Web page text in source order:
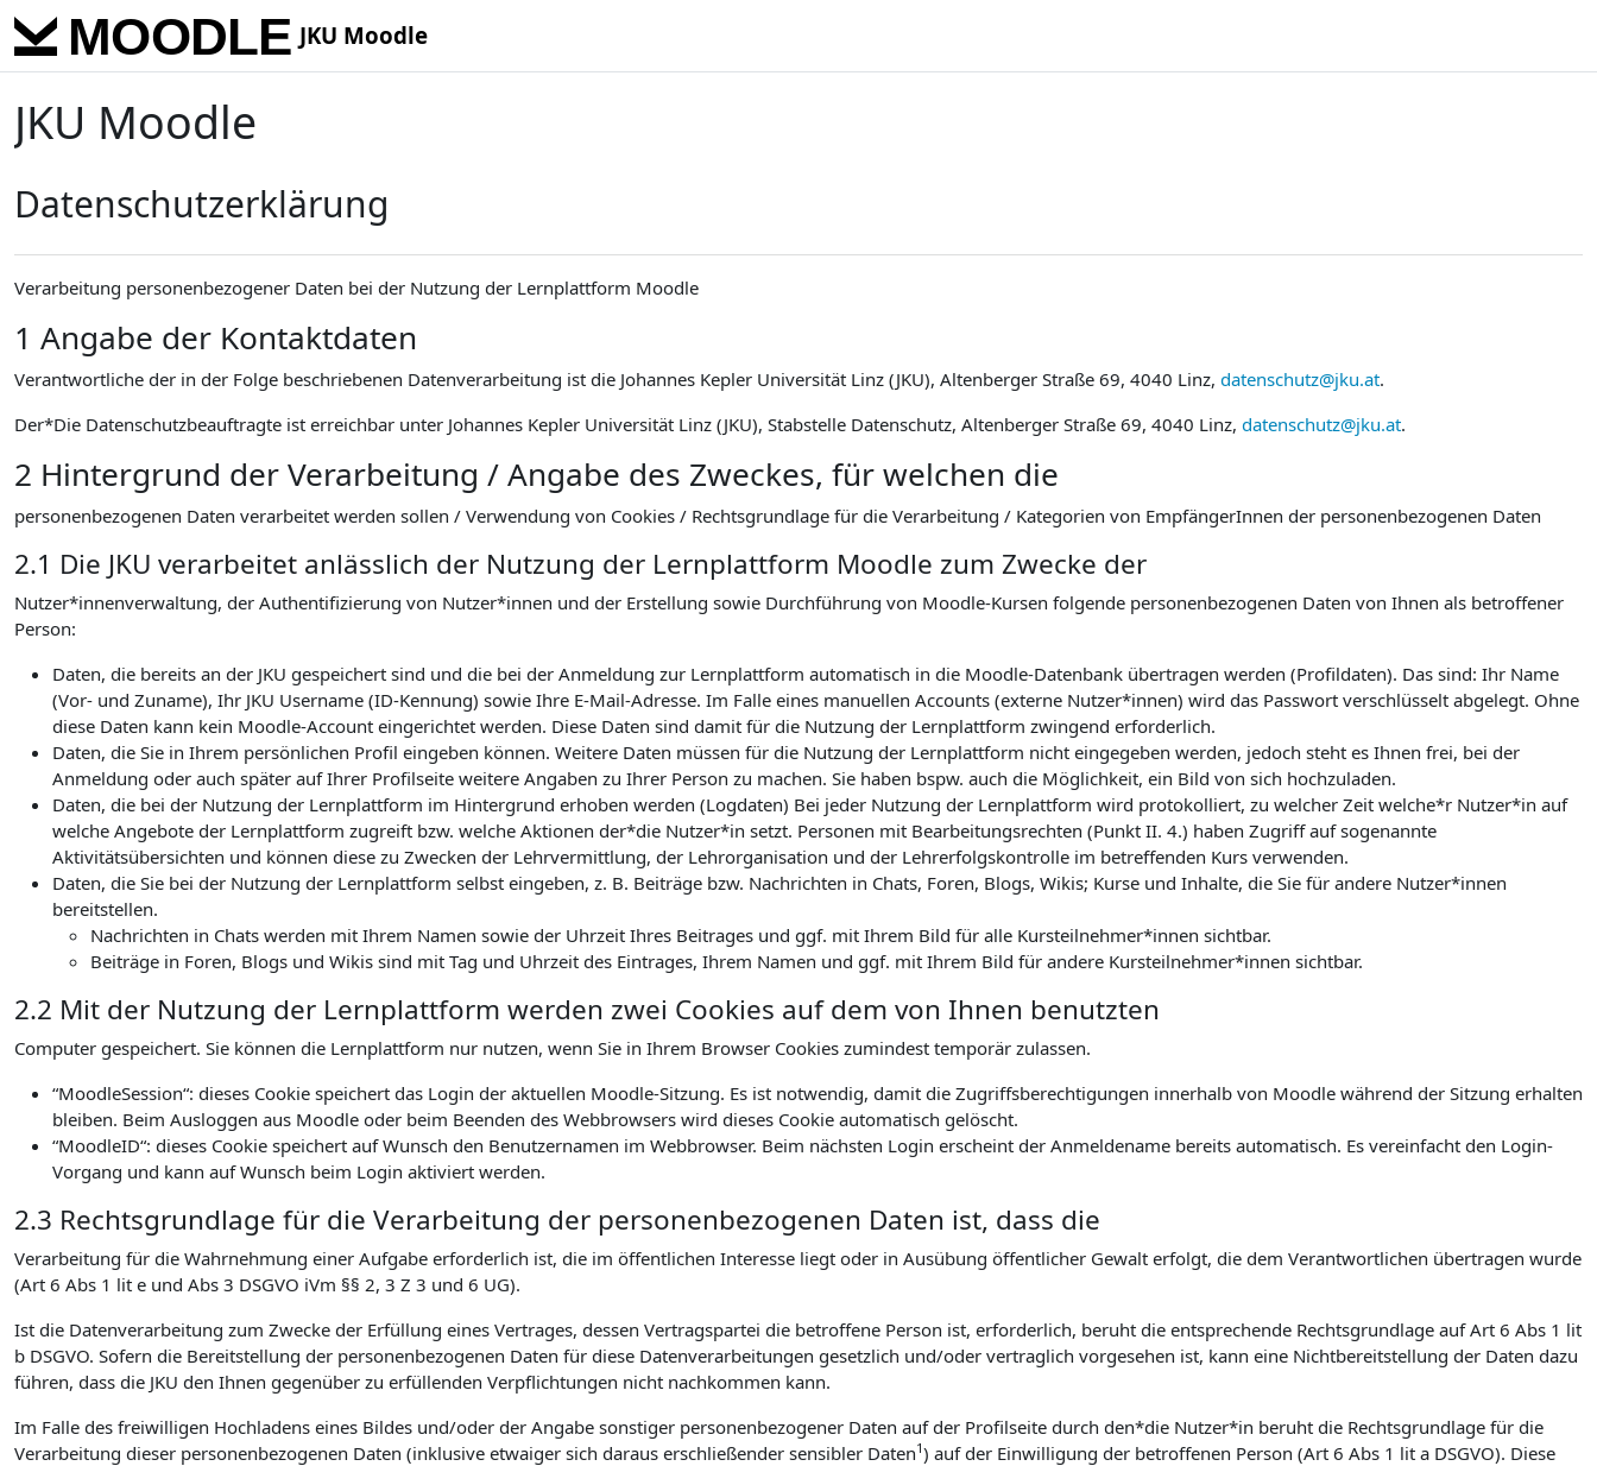
Skip to main content
JKU Moodle
JKU Moodle
Datenschutzerklärung
Verarbeitung personenbezogener Daten bei der Nutzung der Lernplattform Moodle
1 Angabe der Kontaktdaten
Verantwortliche der in der Folge beschriebenen Datenverarbeitung ist die Johannes Kepler Universität Linz (JKU), Altenberger Straße 69, 4040 Linz, datenschutz@jku.at.
Der*Die Datenschutzbeauftragte ist erreichbar unter Johannes Kepler Universität Linz (JKU), Stabstelle Datenschutz, Altenberger Straße 69, 4040 Linz, datenschutz@jku.at.
2 Hintergrund der Verarbeitung / Angabe des Zweckes, für welchen die
personenbezogenen Daten verarbeitet werden sollen / Verwendung von Cookies / Rechtsgrundlage für die Verarbeitung / Kategorien von EmpfängerInnen der personenbezogenen Daten
2.1 Die JKU verarbeitet anlässlich der Nutzung der Lernplattform Moodle zum Zwecke der
Nutzer*innenverwaltung, der Authentifizierung von Nutzer*innen und der Erstellung sowie Durchführung von Moodle-Kursen folgende personenbezogenen Daten von Ihnen als betroffener
Person:
Daten, die bereits an der JKU gespeichert sind und die bei der Anmeldung zur Lernplattform automatisch in die Moodle-Datenbank übertragen werden (Profildaten). Das sind: Ihr Name
(Vor- und Zuname), Ihr JKU Username (ID-Kennung) sowie Ihre E-Mail-Adresse. Im Falle eines manuellen Accounts (externe Nutzer*innen) wird das Passwort verschlüsselt abgelegt. Ohne
diese Daten kann kein Moodle-Account eingerichtet werden. Diese Daten sind damit für die Nutzung der Lernplattform zwingend erforderlich.
Daten, die Sie in Ihrem persönlichen Profil eingeben können. Weitere Daten müssen für die Nutzung der Lernplattform nicht eingegeben werden, jedoch steht es Ihnen frei, bei der
Anmeldung oder auch später auf Ihrer Profilseite weitere Angaben zu Ihrer Person zu machen. Sie haben bspw. auch die Möglichkeit, ein Bild von sich hochzuladen.
Daten, die bei der Nutzung der Lernplattform im Hintergrund erhoben werden (Logdaten) Bei jeder Nutzung der Lernplattform wird protokolliert, zu welcher Zeit welche*r Nutzer*in auf
welche Angebote der Lernplattform zugreift bzw. welche Aktionen der*die Nutzer*in setzt. Personen mit Bearbeitungsrechten (Punkt II. 4.) haben Zugriff auf sogenannte
Aktivitätsübersichten und können diese zu Zwecken der Lehrvermittlung, der Lehrorganisation und der Lehrerfolgskontrolle im betreffenden Kurs verwenden.
Daten, die Sie bei der Nutzung der Lernplattform selbst eingeben, z. B. Beiträge bzw. Nachrichten in Chats, Foren, Blogs, Wikis; Kurse und Inhalte, die Sie für andere Nutzer*innen
bereitstellen.
Nachrichten in Chats werden mit Ihrem Namen sowie der Uhrzeit Ihres Beitrages und ggf. mit Ihrem Bild für alle Kursteilnehmer*innen sichtbar.
Beiträge in Foren, Blogs und Wikis sind mit Tag und Uhrzeit des Eintrages, Ihrem Namen und ggf. mit Ihrem Bild für andere Kursteilnehmer*innen sichtbar.
2.2 Mit der Nutzung der Lernplattform werden zwei Cookies auf dem von Ihnen benutzten
Computer gespeichert. Sie können die Lernplattform nur nutzen, wenn Sie in Ihrem Browser Cookies zumindest temporär zulassen.
“MoodleSession“: dieses Cookie speichert das Login der aktuellen Moodle-Sitzung. Es ist notwendig, damit die Zugriffsberechtigungen innerhalb von Moodle während der Sitzung erhalten
bleiben. Beim Ausloggen aus Moodle oder beim Beenden des Webbrowsers wird dieses Cookie automatisch gelöscht.
“MoodleID“: dieses Cookie speichert auf Wunsch den Benutzernamen im Webbrowser. Beim nächsten Login erscheint der Anmeldename bereits automatisch. Es vereinfacht den Login-
Vorgang und kann auf Wunsch beim Login aktiviert werden.
2.3 Rechtsgrundlage für die Verarbeitung der personenbezogenen Daten ist, dass die
Verarbeitung für die Wahrnehmung einer Aufgabe erforderlich ist, die im öffentlichen Interesse liegt oder in Ausübung öffentlicher Gewalt erfolgt, die dem Verantwortlichen übertragen wurde
(Art 6 Abs 1 lit e und Abs 3 DSGVO iVm §§ 2, 3 Z 3 und 6 UG).
Ist die Datenverarbeitung zum Zwecke der Erfüllung eines Vertrages, dessen Vertragspartei die betroffene Person ist, erforderlich, beruht die entsprechende Rechtsgrundlage auf Art 6 Abs 1 lit
b DSGVO. Sofern die Bereitstellung der personenbezogenen Daten für diese Datenverarbeitungen gesetzlich und/oder vertraglich vorgesehen ist, kann eine Nichtbereitstellung der Daten dazu
führen, dass die JKU den Ihnen gegenüber zu erfüllenden Verpflichtungen nicht nachkommen kann.
Im Falle des freiwilligen Hochladens eines Bildes und/oder der Angabe sonstiger personenbezogener Daten auf der Profilseite durch den*die Nutzer*in beruht die Rechtsgrundlage für die
Verarbeitung dieser personenbezogenen Daten (inklusive etwaiger sich daraus erschließender sensibler Daten1) auf der Einwilligung der betroffenen Person (Art 6 Abs 1 lit a DSGVO). Diese